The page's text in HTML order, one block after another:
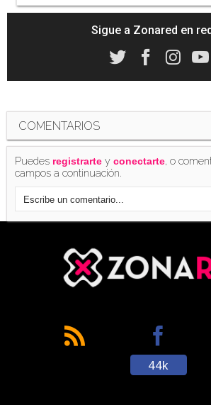
Sigue a Zonared en
COMENTARIOS
Puedes registrarte yconectarte, o
campos a continuación.
44k